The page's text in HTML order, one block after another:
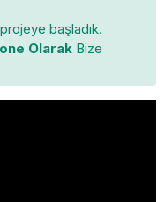
başladık.
Olarak Bize